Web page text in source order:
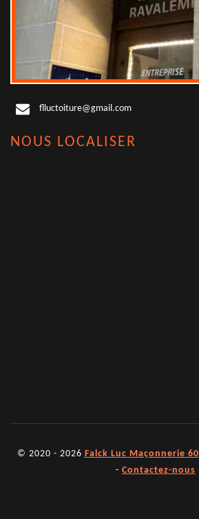
flluctoiture@gmail.com
NOUS LOCALISER
© 2020 - 2026 Falck Luc Maçonnerie 60
- Contactez-nous